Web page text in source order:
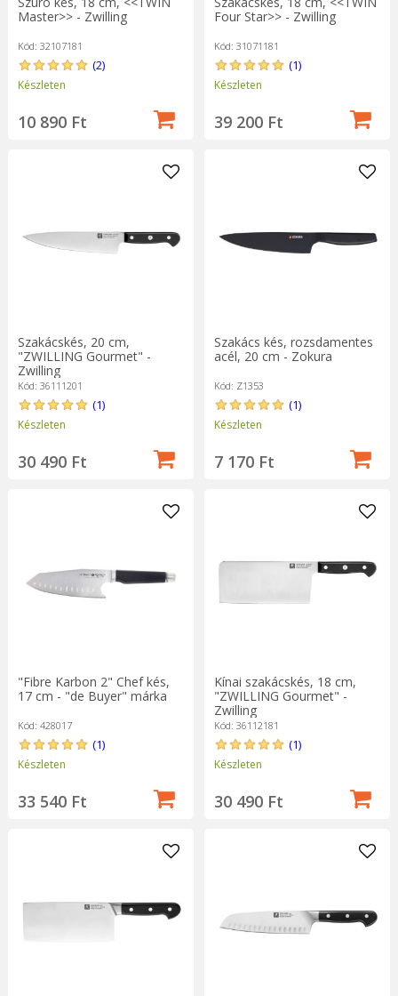
Master>> - Zwilling
Kód: 32107181
(2)
Készleten
10 890 Ft
Four Star>> - Zwilling
Kód: 31071181
(1)
Készleten
39 200 Ft
Szakácskés, 20 cm,
"ZWILLING Gourmet" -
Zwilling
Kód: 36111201
(1)
Készleten
30 490 Ft
Szakács kés, rozsdamentes
acél, 20 cm - Zokura
Kód: Z1353
(1)
Készleten
7 170 Ft
"Fibre Karbon 2" Chef kés,
17 cm - "de Buyer" márka
Kód: 428017
(1)
Készleten
33 540 Ft
Kínai szakácskés, 18 cm,
"ZWILLING Gourmet" -
Zwilling
Kód: 36112181
(1)
Készleten
30 490 Ft